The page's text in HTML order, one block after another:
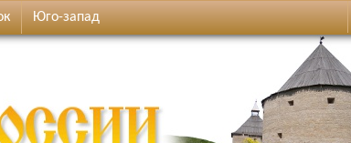
Юго-запад